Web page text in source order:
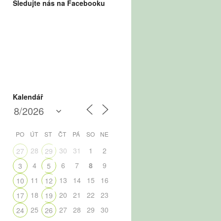
Sledujte nás na Facebooku
Kalendář
PO ÚT ST ČT PÁ SO NE
27 28 29 30 31 1
2
3
4 5 6 7 8
9
10
11 12 13 14 15
16
17
18 19 20 21 22
23
24
25 26 27 28 29
30